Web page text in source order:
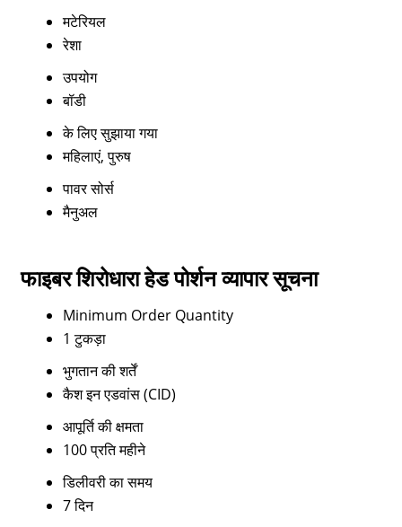
मटेरियल
रेशा
उपयोग
बॉडी
के लिए सुझाया गया
महिलाएं, पुरुष
पावर सोर्स
मैनुअल
फाइबर शिरोधारा हेड पोर्शन व्यापार सूचना
Minimum Order Quantity
1 टुकड़ा
भुगतान की शर्तें
कैश इन एडवांस (CID)
आपूर्ति की क्षमता
100 प्रति महीने
डिलीवरी का समय
7 दिन